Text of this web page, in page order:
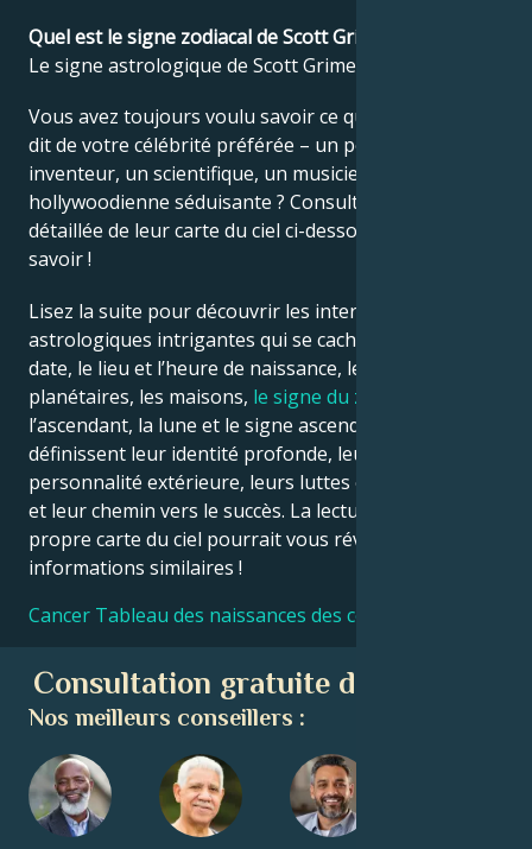
Quel est le signe zodiacal de Scott Grimes ?
Le signe astrologique de Scott Grimes est Cancer.
Vous avez toujours voulu savoir ce que l’astrologie
dit de votre célébrité préférée – un politicien, un
inventeur, un scientifique, un musicien ou une star
hollywoodienne séduisante ? Consultez l’analyse
détaillée de leur carte du ciel ci-dessous pour le
savoir !
Lisez la suite pour découvrir les interprétations
astrologiques intrigantes qui se cachent derrière la
date, le lieu et l’heure de naissance, les positions
planétaires, les maisons, le signe du zodiaque
l’ascendant, la lune et le signe ascendant – qui
définissent leur identité profonde, leur ego, leur
personnalité extérieure, leurs luttes émotionnelles
et leur chemin vers le succès. La lecture de votre
propre carte du ciel pourrait vous révéler des
informations similaires !
Cancer Tableau des naissances des célébrités
Consultation gratuite d'astrologie
Nos meilleurs conseillers :